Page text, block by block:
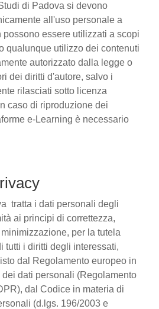
di Padova si devono
all'uso personale a
essere utilizzati a scopi
qualunque utilizzo dei contenuti
autorizzato dalla legge o
dei diritti d'autore, salvo i
rilasciati sotto licenza
caso di riproduzione dei
e-Learning è necessario
tratta i dati personali degli
ai principi di correttezza,
per la tutela
tutti i diritti degli interessati,
dal Regolamento europeo in
dati personali (Regolamento
dal Codice in materia di
(d.lgs. 196/2003 e